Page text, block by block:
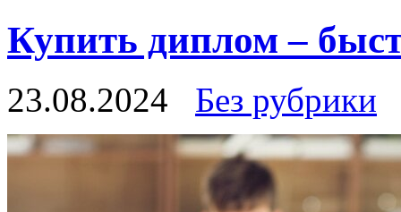
Купить диплом –
23.08.2024 Без рубрики